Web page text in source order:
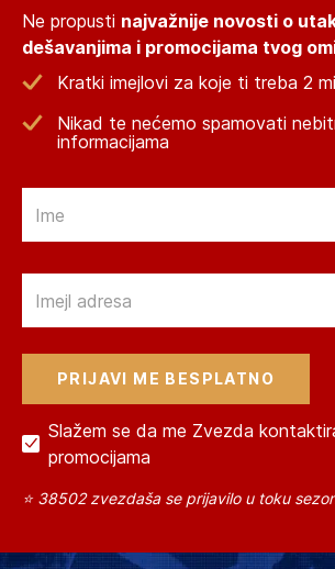
Ne propusti najvažnije novosti o
dešavanjima i promocijama tvog
Kratki imejlovi za koje ti treba 2
Nikad te nećemo spamovati
informacijama
Slažem se da me Zvezda
promocijama
⭐ 38502 zvezdaša se prijavilo u toku